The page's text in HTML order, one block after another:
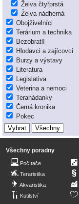
Želva čtyřprstá
Želva nádherná
Obojživelníci
Terárium a technika
Bezobratlí
Hlodavci a zajícovci
Burzy a výstavy
Literatura
Legislativa
Veterina a nemoci
Terahádanky
Černá kronika
Pokec
Všechny poradny
Počítače
Teraristika
Akvaristika
Kutilství